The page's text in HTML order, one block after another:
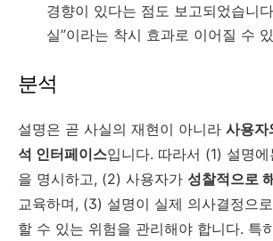
경향이 있다는 점도 보고되었습니
실”이라는 착시 효과로 이어질 수
분석
설명은 곧 사실의 재현이 아니라 사용자
석 인터페이스입니다. 따라서 (1) 설명
을 명시하고, (2) 사용자가 성찰적으로
교육하며, (3) 설명이 실제 의사결정으
할 수 있는 위험을 관리해야 합니다. 특